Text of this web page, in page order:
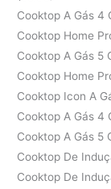
Cooktop A Gás 4
Cooktop Home
Cooktop A Gás 5
Cooktop Home
Cooktop Icon A
Cooktop A Gás 4
Cooktop A Gás 5
Cooktop De
Cooktop De